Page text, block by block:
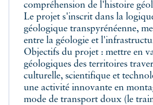
compréhension de l'histoire
Le projet s'inscrit dans la
géologique transpyrénéenne,
entre la géologie et
Objectifs du projet : mettre en
géologiques des territoires
culturelle, scientifique et
une activité innovante en
mode de transport doux (le